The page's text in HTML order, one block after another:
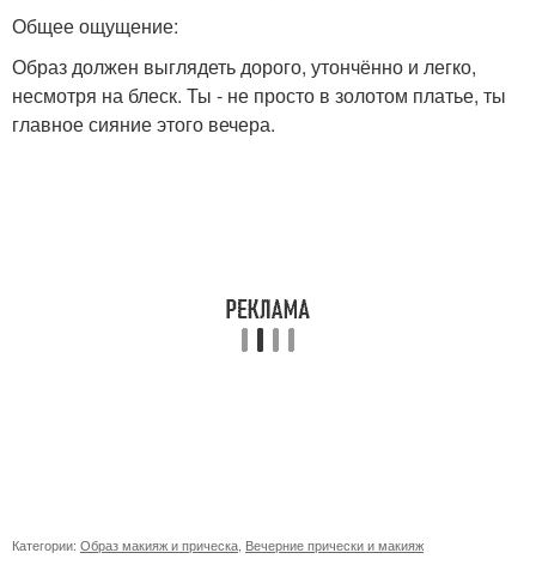
Общее ощущение:
Образ должен выглядеть дорого, утончённо и легко,
несмотря на блеск. Ты - не просто в золотом платье, ты
главное сияние этого вечера.
Категории: Образ макияж и прическа Вечерние прически и макияж